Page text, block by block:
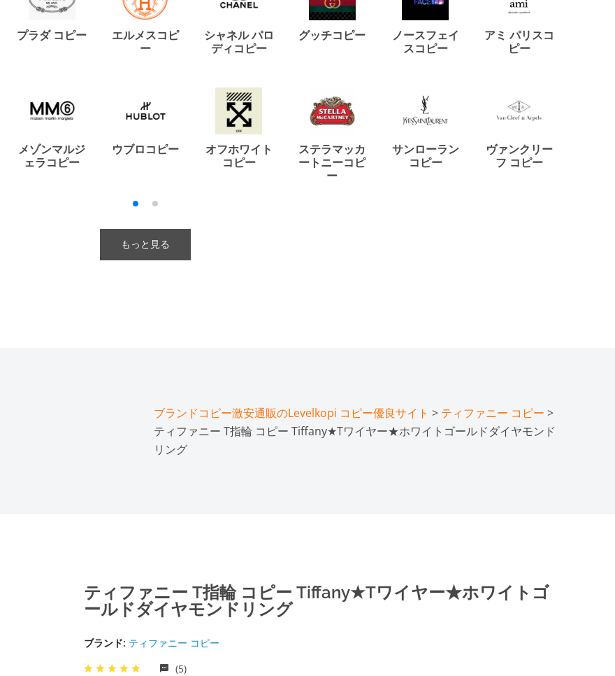
プラダ コピー
エルメスコピ
ー
シャネル パロ
ディコピー
グッチコピー
ノースフェイ
スコピー
アミ パリスコ
ピー
メゾンマルジ
ェラコピー
ウブロコピー
オフホワイト
コピー
ステラマッカ
ートニーコピ
ー
サンローラン
コピー
ヴァンクリー
フ コピー
もっと見る
ブランドコピー激安通販のLevelkopi コピー優良サイト > ティファニー コピー >
ティファニー T指輪 コピー Tiffany★Tワイヤー★ホワイトゴールドダイヤモンド
リング
ティファニー T指輪 コピー Tiffany★Tワイヤー★ホワイトゴ
ールドダイヤモンドリング
ブランド: ティファニー コピー
(5)